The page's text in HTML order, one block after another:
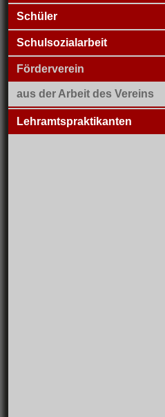
Schüler
Schulsozialarbeit
Förderverein
aus der Arbeit des Vereins
Lehramtspraktikanten